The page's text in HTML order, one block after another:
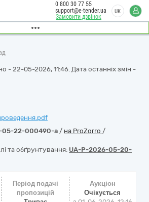
Замовити дзвінок
0 800 30 77 55
support@e-tender.ua
UK
- 22-05-2026, 11:46. Дата останніх змін -
05-22-000490-a / на ProZorro /
та обґрунтування: UA-P-2026-05-20-
Період подачі
пропозицій
Аукціон
Очікується